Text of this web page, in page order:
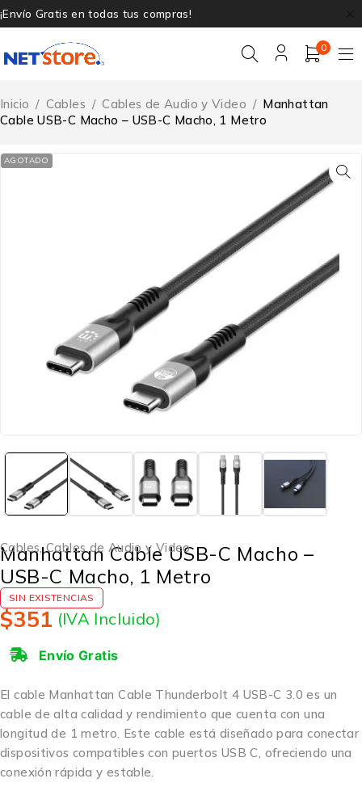
¡Envío Gratis en todas tus compras!
0
Inicio / Cables / Cables de Audio y Video / Manhattan
Cable USB-C Macho – USB-C Macho, 1 Metro
AGOTADO
Cables,Cables de Audio y Video
Manhattan Cable USB-C Macho –
USB-C Macho, 1 Metro
SIN EXISTENCIAS
$351 (IVA Incluido)
Envío Gratis
El cable Manhattan Cable Thunderbolt 4 USB-C 3.0 es un
cable de alta calidad y rendimiento que cuenta con una
longitud de 1 metro. Este cable está diseñado para conectar
dispositivos compatibles con puertos USB C, ofreciendo una
conexión rápida y estable.